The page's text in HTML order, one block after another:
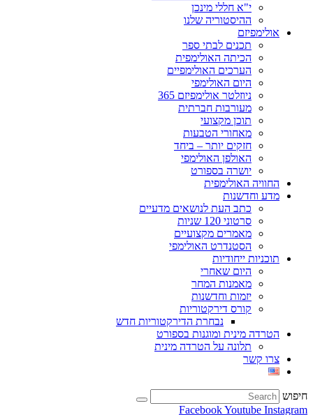
י"א חללי מינכן
ההיסטוריה שלנו
אולימפיזם
תכנים לבתי ספר
הכיתה האולימפית
הערכים האולימפיים
היום האולימפי
ניוזלטר אולימפיזם 365
מעורבות חברתית
תוכן מקצועי
מאחורי הטבעות
חזקים יותר – ביחד
האולפן האולימפי
יושרה בספורט
החוויה האולימפית
מדע וחדשנות
כתב העת לנושאים מדעיים
סרטוני 120 שניות
מאמרים מקצועיים
הסטנדרט האולימפי
תוכניות ייחודיות
היום שאחרי
מאמנות המחר
יזמות וחדשנות
קורס דירקטוריות
נבחרת הדירקטוריות חדש
הטרדה מינית ומוגנות בספורט
תלונה על הטרדה מינית
צרו קשר
חיפוש
FacebookYoutube Instagram